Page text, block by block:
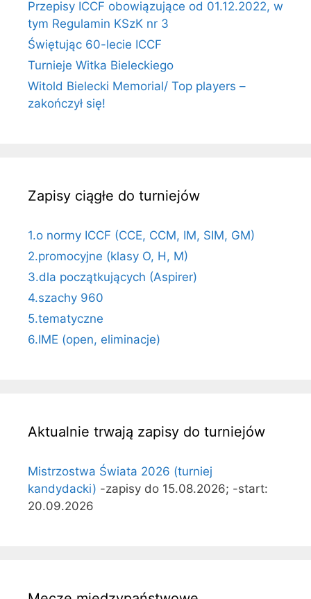
Przepisy ICCF obowiązujące od 01.12.2022, w
tym Regulamin KSzK nr 3
Świętując 60-lecie ICCF
Turnieje Witka Bieleckiego
Witold Bielecki Memorial/ Top players –
zakończył się!
Zapisy ciągłe do turniejów
1.o normy ICCF (CCE, CCM, IM, SIM, GM)
2.promocyjne (klasy O, H, M)
3.dla początkujących (Aspirer)
4.szachy 960
5.tematyczne
6.IME (open, eliminacje)
Aktualnie trwają zapisy do turniejów
Mistrzostwa Świata 2026 (turniej
kandydacki) -zapisy do 15.08.2026; -start:
20.09.2026